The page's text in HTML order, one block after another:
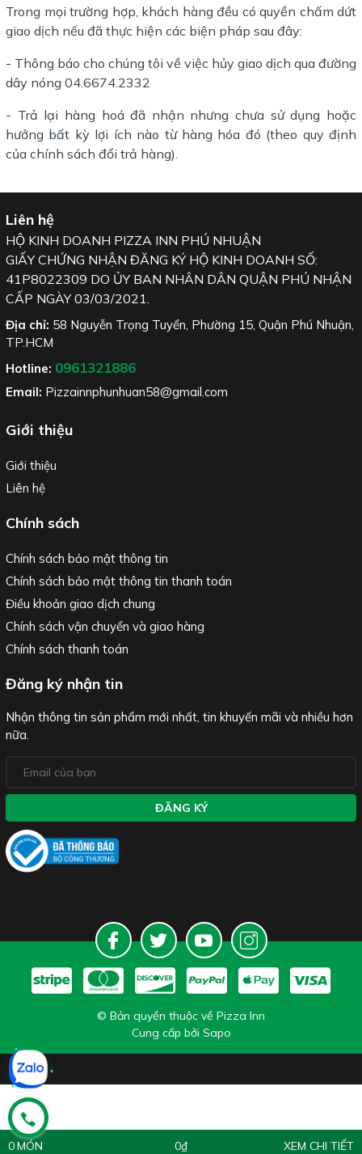
Trong mọi trường hợp, khách hàng đều có quyền chấm dứt
giao dịch nếu đã thực hiện các biện pháp sau đây:
- Thông báo cho chúng tôi về việc hủy giao dịch qua đường
dây nóng 04.6674.2332
- Trả lại hàng hoá đã nhận nhưng chưa sử dụng hoặc
hưởng bất kỳ lợi ích nào từ hàng hóa đó (theo quy định
của chính sách đổi trả hàng).
Liên hệ
HỘ KINH DOANH PIZZA INN PHÚ NHUẬN
GIẤY CHỨNG NHẬN ĐĂNG KÝ HỘ KINH DOANH SỐ:
41P8022309 DO ỦY BAN NHÂN DÂN QUẬN PHÚ NHẬN
CẤP NGÀY 03/03/2021.
Địa chỉ: 58 Nguyễn Trọng Tuyển, Phường 15, Quận Phú Nhuận,
TP.HCM
Hotline: 0961321886
Email: Pizzainnphunhuan58@gmail.com
Giới thiệu
Giới thiệu
Liên hệ
Chính sách
Chính sách bảo mật thông tin
Chính sách bảo mật thông tin thanh toán
Điều khoản giao dịch chung
Chính sách vận chuyển và giao hàng
Chính sách thanh toán
Đăng ký nhận tin
Nhận thông tin sản phẩm mới nhất, tin khuyến mãi và nhiều hơn
nữa.
ĐĂNG KÝ
© Bản quyền thuộc về Pizza Inn
Cung cấp bởi Sapo
0 0₫ XEM CHI TIẾT